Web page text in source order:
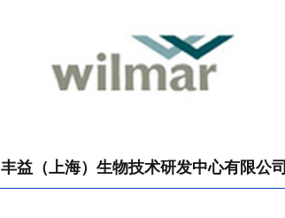
丰益（上海）生物技术研发中心有限公司